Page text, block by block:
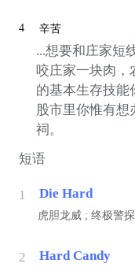
4 辛苦
...想要和庄家短
咬庄家一块肉，
的基本生存技能
股市里你惟有想
祠。
短语
1 Die Hard
虎胆龙威 ; 终极警
2 Hard Candy